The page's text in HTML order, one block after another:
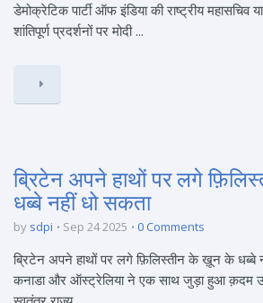
डेमोक्रेटिक पार्टी ऑफ इंडिया की राष्ट्रीय महासचिव
शांतिपूर्ण प्रदर्शनों पर मोदी ...
ब्रिटेन अपने हाथों पर लगे
धब्बे नहीं धो सकता
by sdpi Sep 24 2025 0 Comments
ब्रिटेन अपने हाथों पर लगे फ़िलिस्तीन के ख़ून के धब्बे
कनाडा और ऑस्ट्रेलिया ने एक साथ जुड़ा हुआ क़दम